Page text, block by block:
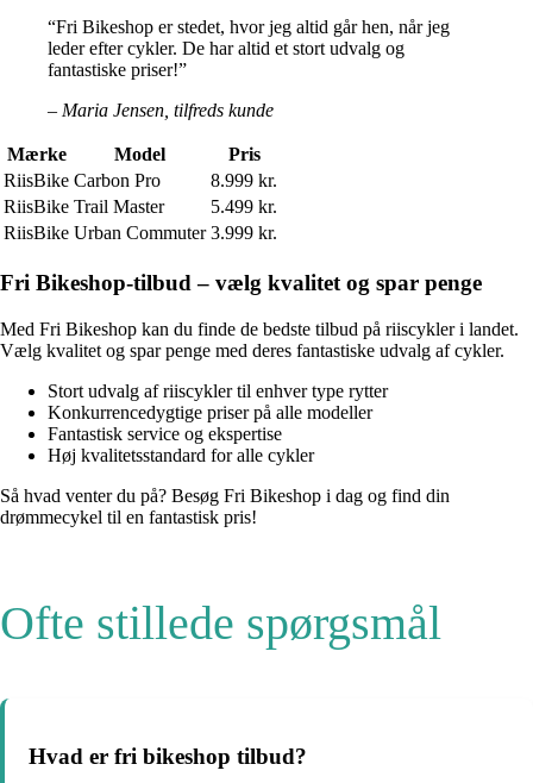
“Fri Bikeshop er stedet, hvor jeg altid går hen, når jeg
leder efter cykler. De har altid et stort udvalg og
fantastiske priser!”
– Maria Jensen, tilfreds kunde
Mærke Model
Pris
RiisBike Carbon Pro
8.999 kr.
RiisBike Trail Master
5.499 kr.
RiisBike Urban Commuter 3.999 kr.
Fri Bikeshop-tilbud – vælg kvalitet og spar penge
Med Fri Bikeshop kan du finde de bedste tilbud på riiscykler i landet.
Vælg kvalitet og spar penge med deres fantastiske udvalg af cykler.
Stort udvalg af riiscykler til enhver type rytter
Konkurrencedygtige priser på alle modeller
Fantastisk service og ekspertise
Høj kvalitetsstandard for alle cykler
Så hvad venter du på? Besøg Fri Bikeshop i dag og find din
drømmecykel til en fantastisk pris!
Ofte stillede spørgsmål
Hvad er fri bikeshop tilbud?